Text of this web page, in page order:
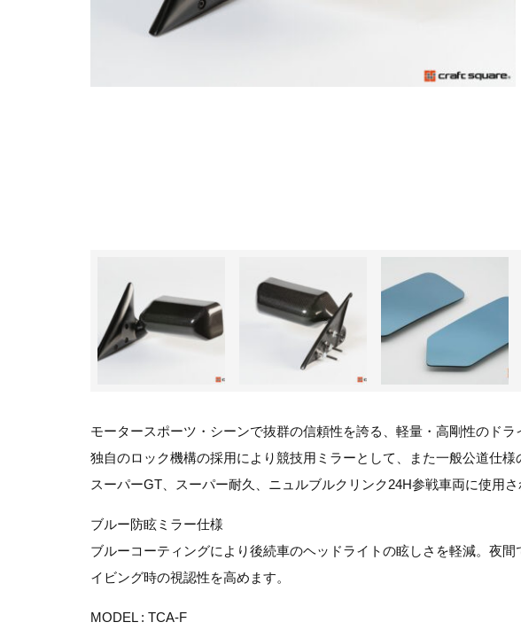
モータースポーツ・シーンで抜群の信頼性を誇る、軽量・高剛性のドラ
独自のロック機構の採用により競技用ミラーとして、また一般公道仕様
スーパーGT、スーパー耐久、ニュルブルクリンク24H参戦車両に使用さ
ブルー防眩ミラー仕様
ブルーコーティングにより後続車のヘッドライトの眩しさを軽減。夜
イビング時の視認性を高めます。
MODEL : TCA-F